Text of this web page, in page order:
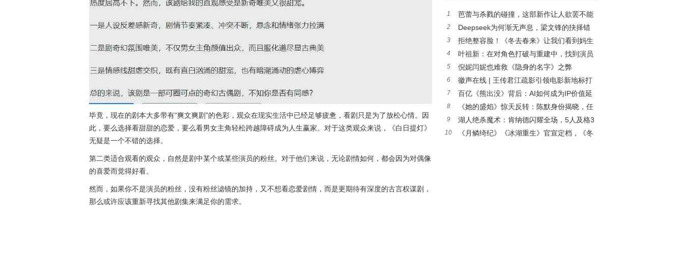
毕竟，现在的剧本大多带有“爽文爽剧”的色彩，观众在现实生活中已经足够疲惫，看剧只是为了放松心情。因
此，要么选择看甜甜的恋爱，要么看男女主角轻松跨越障碍成为人生赢家。对于这类观众来说，《白日提灯》
无疑是一个不错的选择。
第二类适合观看的观众，自然是剧中某个或某些演员的粉丝。对于他们来说，无论剧情如何，都会因为对偶像
的喜爱而觉得好看。
然而，如果你不是演员的粉丝，没有粉丝滤镜的加持，又不想看恋爱剧情，而是更期待有深度的古言权谋剧，
那么或许应该重新寻找其他剧集来满足你的需求。
1 芭蕾与杀戮的碰撞，这部新作让人欲罢不能
2
Deepseek为何渐无声息，梁文锋的抉择错
失发展良机？
3
拒绝整容脸！《冬去春来》让我们看到妈生
脸在年代剧中的高级魅力
4
叶祖新：在对角色打破与重建中，找到演员
的质感丨对话
5 倪妮闫妮也难救《隐身的名字》之弊
6
徽声在线 | 王传君江疏影引领电影新地标打
卡热潮
7
百亿《熊出没》背后：AI如何成为IP价值延
伸的“放大器”?
8
《她的盛焰》惊天反转：陈默身份揭晓，任
静投靠饶雨瓷竟藏十年布局
9
湖人绝杀魔术：肯纳德闪耀全场，5人及格3
人低迷
10
《月鳞绮纪》《冰湖重生》官宣定档，《冬